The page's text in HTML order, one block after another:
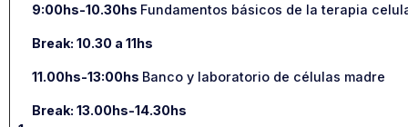
9:00hs-10.30hs Fundamentos básicos de la terapia
Break: 10.30 a 11hs
11.00hs-13:00hs Banco y laboratorio de células madre
Break: 13.00hs-14.30hs